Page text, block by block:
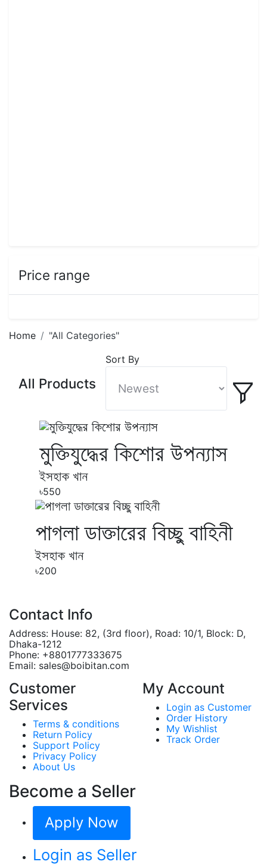
Price range
Home "All Categories"
All Products
Sort By
মুক্তিযুদ্ধের কিশোর উপন্যাস
ইসহাক খান
৳550
পাগলা ডাক্তারের বিচ্ছু বাহিনী
ইসহাক খান
৳200
Contact Info
Address: House: 82, (3rd floor), Road: 10/1, Block: D,
Dhaka-1212
Phone: +8801777333675
Email: sales@boibitan.com
Customer
Services
Terms & conditions
Return Policy
Support Policy
Privacy Policy
About Us
My Account
Login as Customer
Order History
My Wishlist
Track Order
Become a Seller
Apply Now
Login as Seller